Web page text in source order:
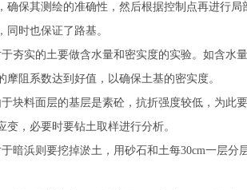
确保其测绘的准确性，然后根据控制点再进行
同时也保证了路基。
实的土要做含水量和密实度的实验。如含水量
摩阻系数达到好值，以确保土基的密实度。
料面层的基层是素砼，抗折强度较低，为此要
变，必要时要钻土取样进行分析。
浜则要挖掉淤土，用砂石和土每30cm一层分